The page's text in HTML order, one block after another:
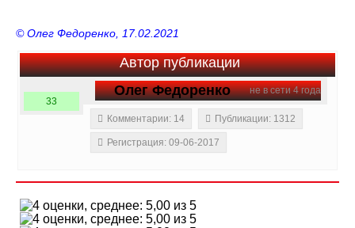
© Олег Федоренко, 17.02.2021
Автор публикации
не в сети 4 года
Олег Федоренко
33
Комментарии: 14
Публикации: 1312
Регистрация: 09-06-2017